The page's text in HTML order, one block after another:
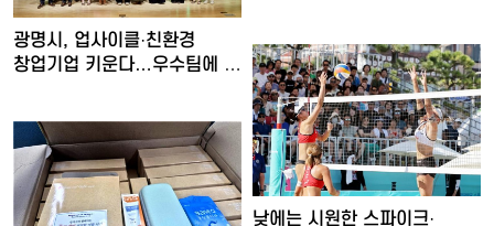
광명시, 업사이클·친환경
창업기업 키운다…우수팀에 총
낮에는 시원한 스파이크·